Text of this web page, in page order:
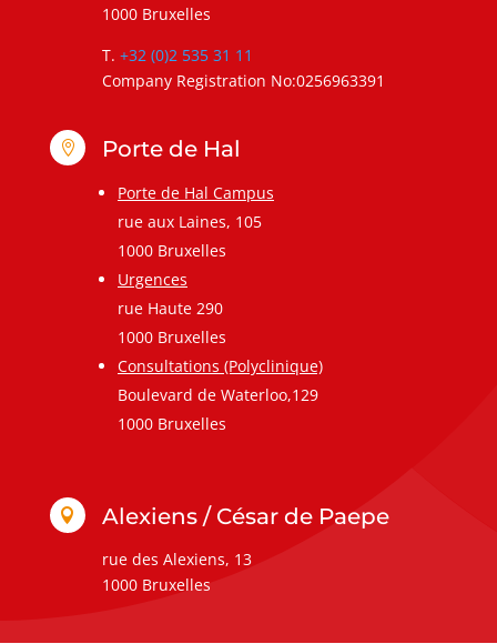
1000 Bruxelles
T. +32 (0)2 535 31 11
Company Registration No:0256963391
 Porte de Hal
Porte de Hal Campus
rue aux Laines, 105
1000 Bruxelles
Urgences
rue Haute 290
1000 Bruxelles
Consultations (Polyclinique)
Boulevard de Waterloo,129
1000 Bruxelles
 Alexiens / César de Paepe
rue des Alexiens, 13
1000 Bruxelles